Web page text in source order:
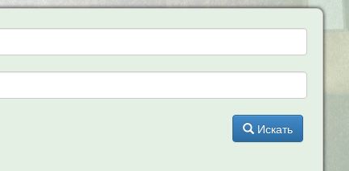
Искать